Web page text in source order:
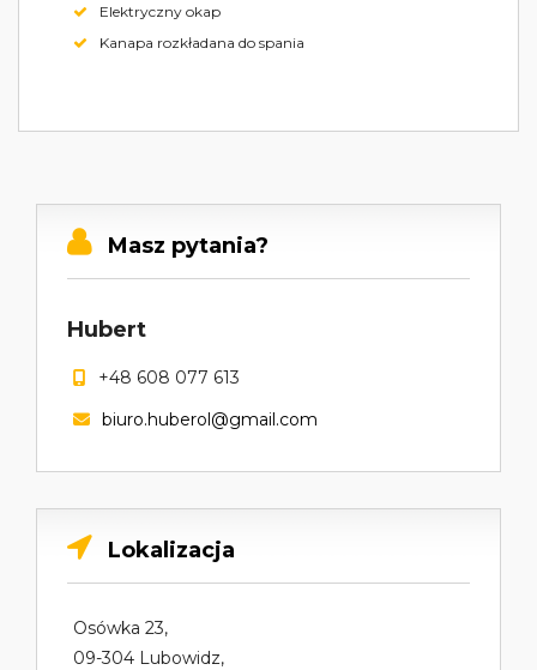
Elektryczny okap
Kanapa rozkładana do spania
Masz pytania?
Hubert
+48 608 077 613
biuro.huberol@gmail.com
Lokalizacja
Osówka 23,
09-304 Lubowidz,